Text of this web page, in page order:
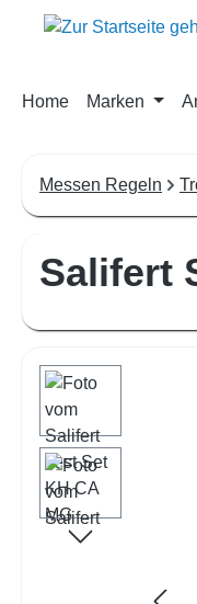
Hauptinhalt springen
Zur Suche springen
Zur
Home Marken
Messen Regeln
Salifert
Bildergalerie